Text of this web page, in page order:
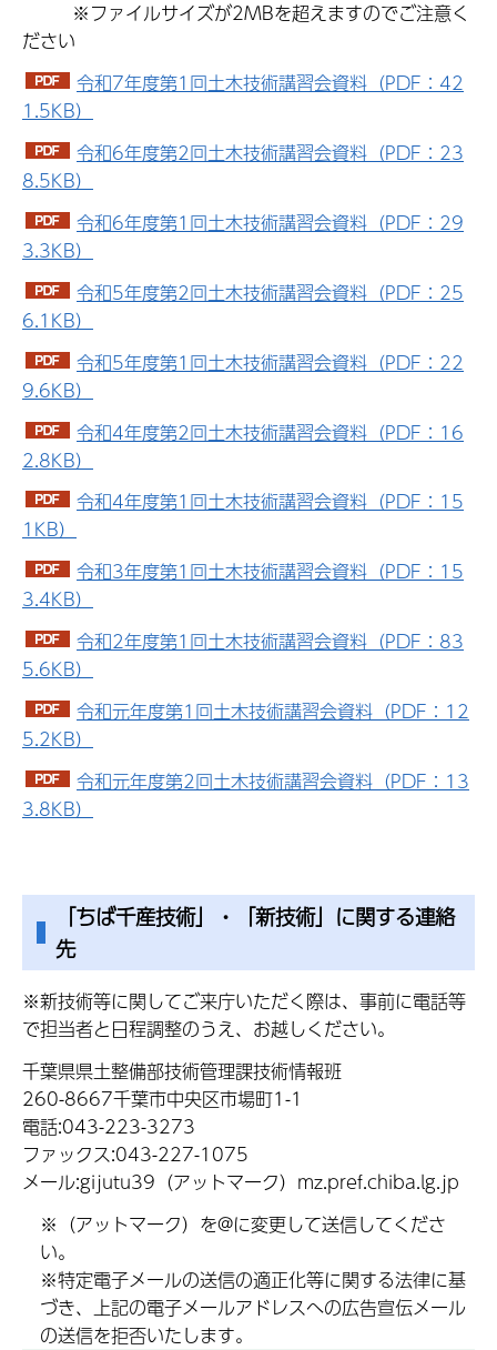
※ファイルサイズが2MBを超えますのでご注意く
ださい
令和7年度第1回土木技術講習会資料（PDF：42
1.5KB）
令和6年度第2回土木技術講習会資料（PDF：23
8.5KB）
令和6年度第1回土木技術講習会資料（PDF：29
3.3KB）
令和5年度第2回土木技術講習会資料（PDF：25
6.1KB）
令和5年度第1回土木技術講習会資料（PDF：22
9.6KB）
令和4年度第2回土木技術講習会資料（PDF：16
2.8KB）
令和4年度第1回土木技術講習会資料（PDF：15
1KB）
令和3年度第1回土木技術講習会資料（PDF：15
3.4KB）
令和2年度第1回土木技術講習会資料（PDF：83
5.6KB）
令和元年度第1回土木技術講習会資料（PDF：12
5.2KB）
令和元年度第2回土木技術講習会資料（PDF：13
3.8KB）
「ちば千産技術」・「新技術」に関する連絡
先
※新技術等に関してご来庁いただく際は、事前に電話等
で担当者と日程調整のうえ、お越しください。
千葉県県土整備部技術管理課技術情報班
260-8667千葉市中央区市場町1-1
電話:043-223-3273
ファックス:043-227-1075
メール:gijutu39（アットマーク）mz.pref.chiba.lg.jp
※（アットマーク）を@に変更して送信してくださ
い。
※特定電子メールの送信の適正化等に関する法律に基
づき、上記の電子メールアドレスへの広告宣伝メール
の送信を拒否いたします。